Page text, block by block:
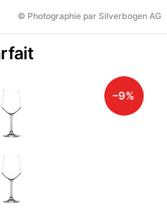
© Photographie par Silverbogen AG
–9%